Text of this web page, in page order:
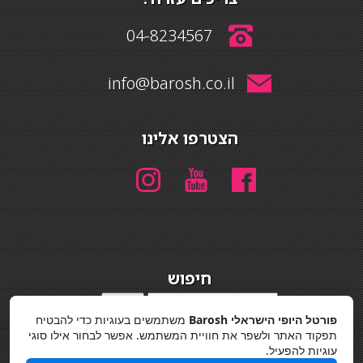
04-8234567
info@barosh.co.il
הצטרפו אלינו
חיפוש
מדיניות פרטיות
פורטל היופי הישראלי Barosh
משתמשים בעוגיות כדי להבטיח
תפקוד האתר ולשפר את חוויית המשתמש. אפשר לבחור אילו סוגי
עוגיות להפעיל.